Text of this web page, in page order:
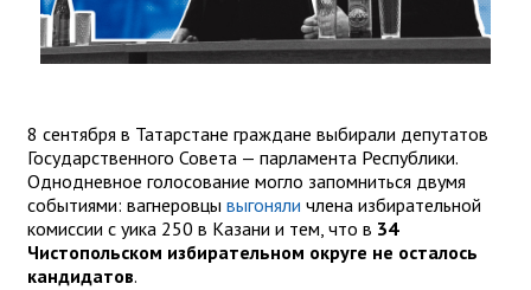
8 сентября в Татарстане граждане выбирали депутатов
Государственного Совета — парламента Республики.
Однодневное голосование могло запомниться двумя
событиями: вагнеровцы выгоняли члена избирательной
комиссии с уика 250 в Казани и тем, что в 34
Чистопольском избирательном округе не осталось
кандидатов.